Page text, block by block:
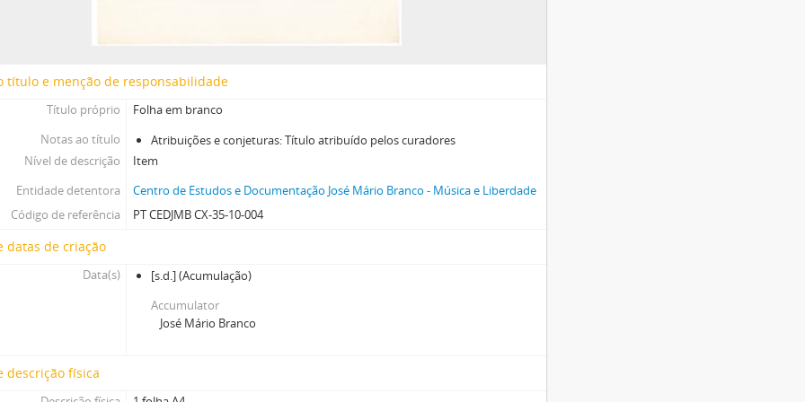
[Caixa] Caixa 45
[Caixa] Caixa 46
[Caixa] Caixa 49
[Caixa] Caixa 52
[Caixa] Caixa 54
título e menção de responsabilidade
Título próprio
Folha em branco
Notas ao título
Atribuições e conjeturas: Título atribuído pelos curadores
Nível de descrição
Item
Entidade detentora
Centro de Estudos e Documentação José Mário Branco - Música e Liberdade
Código de referência
PT CEDJMB CX-35-10-004
datas de criação
Data(s) [s.d.](Acumulação)
Accumulator
José Mário Branco
descrição física